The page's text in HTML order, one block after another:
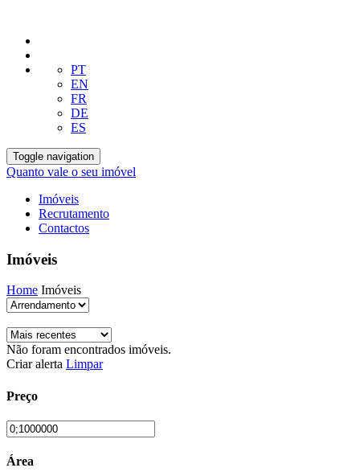
PT
EN
FR
DE
ES
Toggle navigation
Quanto vale o seu imóvel
Imóveis
Recrutamento
Contactos
Imóveis
Home Imóveis
Não foram encontrados imóveis.
Criar alerta Limpar
Preço
Área